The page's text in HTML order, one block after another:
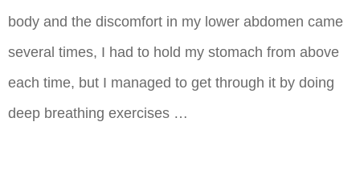
body and the discomfort in my lower abdomen came
several times, I had to hold my stomach from above
each time, but I managed to get through it by doing
deep breathing exercises … ​